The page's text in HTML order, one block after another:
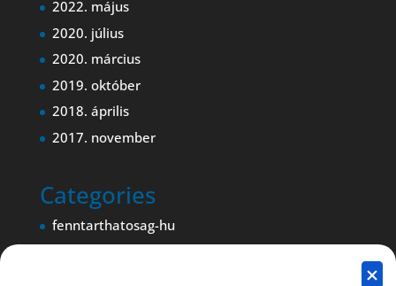
2022. május
2020. július
2020. március
2019. október
2018. április
2017. november
Categories
fenntarthatosag-hu